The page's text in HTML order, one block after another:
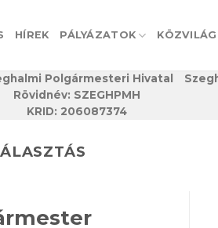
HÍREK PÁLYÁZATOK
Polgármesteri Hivatal
Rövidnév: SZEGHPMH
KRID: 206087374